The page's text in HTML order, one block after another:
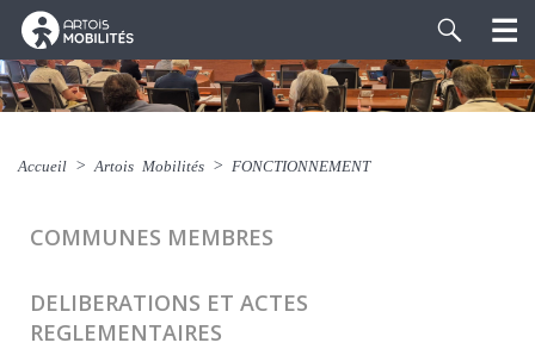
Accueil > Artois Mobilités > FONCTIONNEMENT
COMMUNES MEMBRES
DELIBERATIONS ET ACTES
REGLEMENTAIRES